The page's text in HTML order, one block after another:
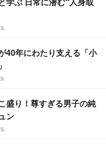
40年にわたり支える「小
盛り！尊すぎる男子の純
ン